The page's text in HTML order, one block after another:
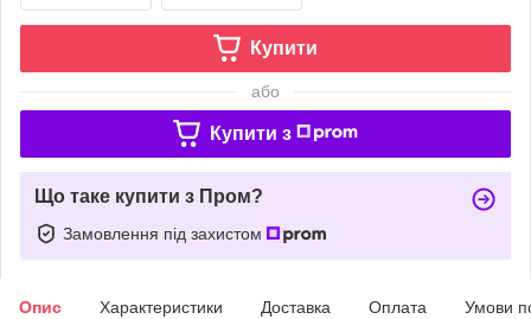
Купити
або
Купити з
Що таке купити з Пром?
Замовлення під захистом
Опис Характеристики Доставка Оплата Умови